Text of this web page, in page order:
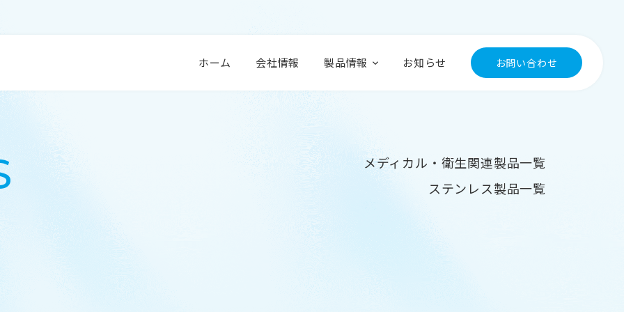
衛生用品 センシンメディカル株式会社ホーム 会社情報 製品情報 お知らせ お問い合わせ
メディカル・衛生関連製品一覧
ステンレス製品一覧